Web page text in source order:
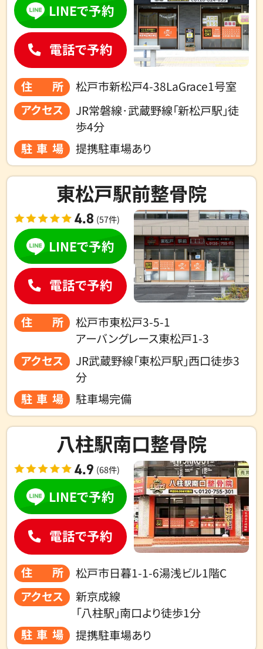
住所
松戸市新松戸4-38LaGrace1号室
アクセス
JR常磐線･武蔵野線「新松戸駅」徒
歩4分
駐車場
提携駐車場あり
LINEで予約
電話で予約
東松戸駅前整骨院
4.8 (57件)
住所
松戸市東松戸3-5-1
アーバングレース東松戸1-3
アクセス
JR武蔵野線「東松戸駅」西口徒歩3
分
駐車場
駐車場完備
LINEで予約
電話で予約
八柱駅南口整骨院
4.9 (68件)
住所
松戸市日暮1-1-6湯浅ビル1階C
アクセス
新京成線
「八柱駅」南口より徒歩1分
駐車場
提携駐車場あり
LINEで予約
電話で予約